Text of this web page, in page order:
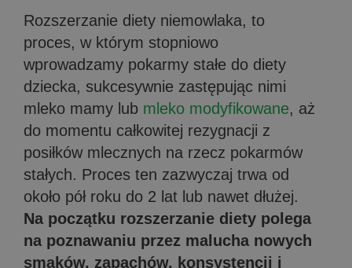
Rozszerzanie diety niemowlaka, to
proces, w którym stopniowo
wprowadzamy pokarmy stałe do diety
dziecka, sukcesywnie zastępując nimi
mleko mamy lub mleko modyfikowane, aż
do momentu całkowitej rezygnacji z
posiłków mlecznych na rzecz pokarmów
stałych. Proces ten zazwyczaj trwa od
około pół roku do 2 lat lub nawet dłużej.
Na początku rozszerzanie diety polega
na poznawaniu przez malucha nowych
smaków, zapachów, konsystencji i